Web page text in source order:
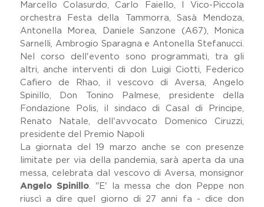
Marcello Colasurdo, Carlo Faiello, I Vico-Piccola
orchestra Festa della Tammorra, Sasà Mendoza,
Antonella Morea, Daniele Sanzone (A67), Monica
Sarnelli, Ambrogio Sparagna e Antonella Stefanucci.
Nel corso dell'evento sono programmati, tra gli
altri, anche interventi di don Luigi Ciotti, Federico
Cafiero de Rhao, il vescovo di Aversa, Angelo
Spinillo, Don Tonino Palmese, presidente della
Fondazione Polis, il sindaco di Casal di Principe,
Renato Natale, dell'avvocato Domenico Ciruzzi,
presidente del Premio Napoli
La giornata del 19 marzo anche se con presenze
limitate per via della pandemia, sarà aperta da una
messa, celebrata dal vescovo di Aversa, monsignor
Angelo Spinillo. "E' la messa che don Peppe non
riuscì a dire quel giorno di 27 anni fa - dice don